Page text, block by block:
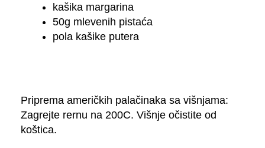
kašika margarina
50g mlevenih pistaća
pola kašike putera
Priprema američkih palačinaka sa višnjama:
Zagrejte rernu na 200C. Višnje očistite od
koštica.